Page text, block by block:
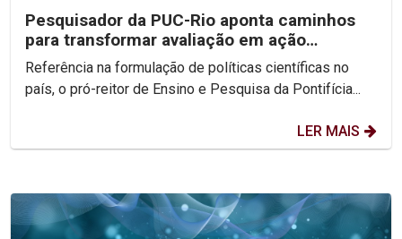
Pesquisador da PUC-Rio aponta caminhos
para transformar avaliação em ação
estratégica na...
Referência na formulação de políticas científicas no
país, o pró-reitor de Ensino e Pesquisa da Pontifícia...
LER MAIS